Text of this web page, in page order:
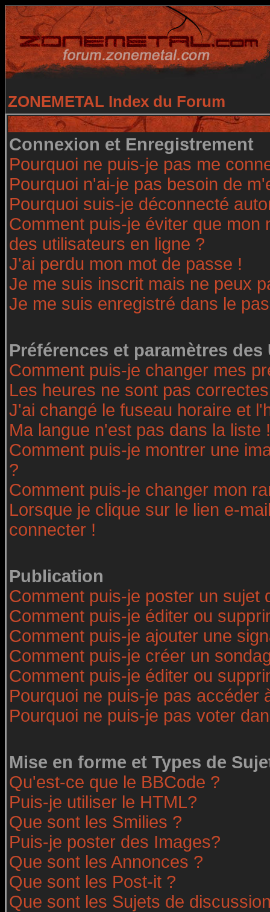
ZONEMETAL Index du Forum
Connexion et Enregistrement
Pourquoi ne puis-je pas me
Pourquoi n'ai-je pas besoin de
Pourquoi suis-je déconnecté
Comment puis-je éviter que
des utilisateurs en ligne ?
J'ai perdu mon mot de passe !
Je me suis inscrit mais ne peux
Je me suis enregistré dans le
Préférences et paramètres
Comment puis-je changer mes
Les heures ne sont pas
J'ai changé le fuseau horaire et
Ma langue n'est pas dans la liste !
Comment puis-je montrer une
?
Comment puis-je changer mon
Lorsque je clique sur le lien e-
connecter !
Publication
Comment puis-je poster un sujet
Comment puis-je éditer ou
Comment puis-je ajouter une
Comment puis-je créer un
Comment puis-je éditer ou
Pourquoi ne puis-je pas accéder
Pourquoi ne puis-je pas voter
Mise en forme et Types de
Qu'est-ce que le BBCode ?
Puis-je utiliser le HTML?
Que sont les Smilies ?
Puis-je poster des Images?
Que sont les Annonces ?
Que sont les Post-it ?
Que sont les Sujets de